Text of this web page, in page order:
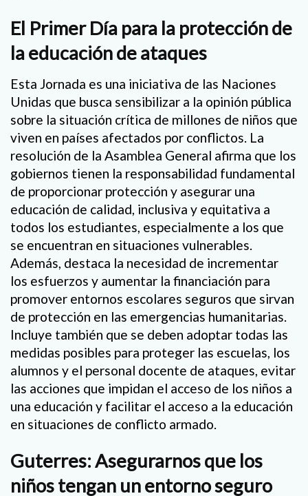
El Primer Día para la protección de
la educación de ataques
Esta Jornada es una iniciativa de las Naciones
Unidas que busca sensibilizar a la opinión pública
sobre la situación crítica de millones de niños que
viven en países afectados por conflictos. La
resolución de la Asamblea General afirma que los
gobiernos tienen la responsabilidad fundamental
de proporcionar protección y asegurar una
educación de calidad, inclusiva y equitativa a
todos los estudiantes, especialmente a los que
se encuentran en situaciones vulnerables.
Además, destaca la necesidad de incrementar
los esfuerzos y aumentar la financiación para
promover entornos escolares seguros que sirvan
de protección en las emergencias humanitarias.
Incluye también que se deben adoptar todas las
medidas posibles para proteger las escuelas, los
alumnos y el personal docente de ataques, evitar
las acciones que impidan el acceso de los niños a
una educación y facilitar el acceso a la educación
en situaciones de conflicto armado.
Guterres: Asegurarnos que los
niños tengan un entorno seguro